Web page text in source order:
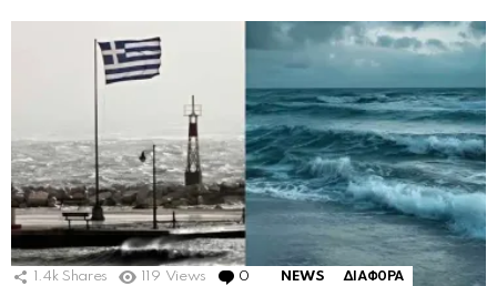
1.4k Shares 119 Views 0 Comments
NEWS ΔΙΑΦΟΡΑ